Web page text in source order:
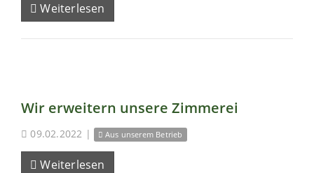
Weiterlesen
Wir erweitern unsere Zimmerei
09.02.2022 | Aus unserem Betrieb
Weiterlesen